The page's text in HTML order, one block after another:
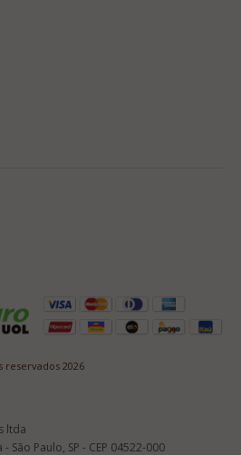
reservados 2026
ltda
São Paulo, SP - CEP 04522-000